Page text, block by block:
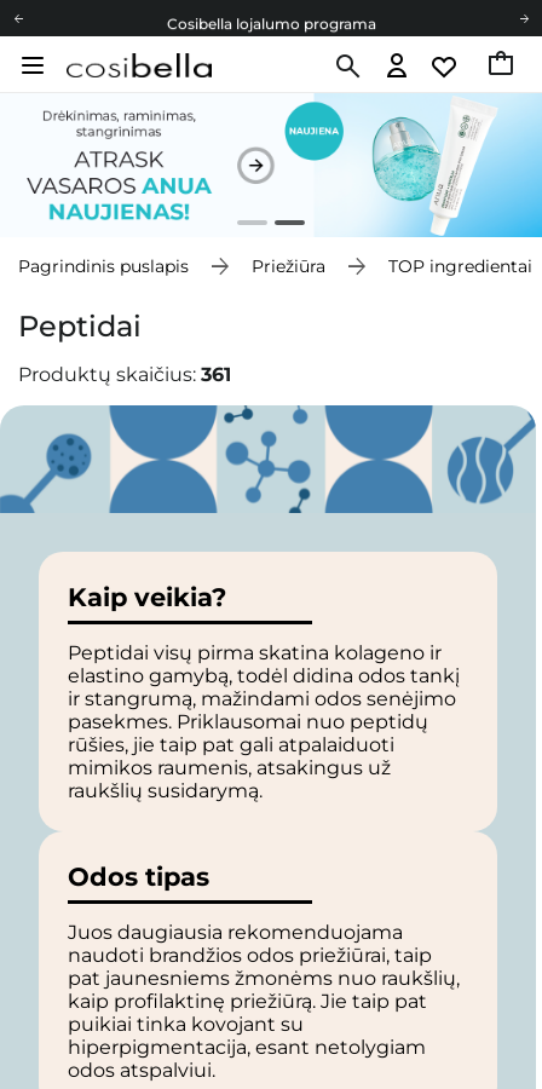
Cosibella lojalumo programa
Nemokamas pristatymas nuo 40,00 €
Cosibella lojalumo programa
Nemokamas pristatymas nuo 40,00 €
Dovanų Kortelės
Pagrindinis puslapis Priežiūra TOP ingredientai
Peptidai
Produktų skaičius: 361
Kaip veikia?
Peptidai visų pirma skatina kolageno ir
elastino gamybą, todėl didina odos tankį
ir stangrumą, mažindami odos senėjimo
pasekmes. Priklausomai nuo peptidų
rūšies, jie taip pat gali atpalaiduoti
mimikos raumenis, atsakingus už
raukšlių susidarymą.
Odos tipas
Juos daugiausia rekomenduojama
naudoti brandžios odos priežiūrai, taip
pat jaunesniems žmonėms nuo raukšlių,
kaip profilaktinę priežiūrą. Jie taip pat
puikiai tinka kovojant su
hiperpigmentacija, esant netolygiam
odos atspalviui.